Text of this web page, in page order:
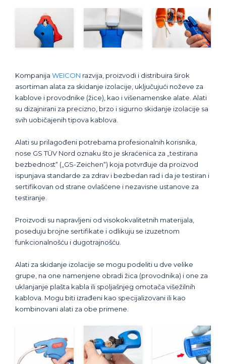
Kompanija WEICON razvija, proizvodi i distribuira širok
asortiman alata za skidanje izolacije, uključujući noževe za
kablove i provodnike (žice), kao i višenamenske alate. Alati
su dizajnirani za precizno, brzo i sigurno skidanje izolacije sa
svih uobičajenih tipova kablova.
Alati su prilagođeni potrebama profesionalnih korisnika,
nose GS TÜV Nord oznaku što je skraćenica za „testirana
bezbednost“ („GS-Zeichen“) koja potvrđuje da proizvod
ispunjava standarde za zdrav i bezbedan rad i da je testiran i
sertifikovan od strane ovlašćene i nezavisne ustanove za
testiranje.
Proizvodi su napravljeni od visokokvalitetnih materijala,
poseduju brojne sertifikate i odlikuju se izuzetnom
funkcionalnošću i dugotrajnošću.
Alati za skidanje izolacije se mogu podeliti u dve velike
grupe, na one namenjene obradi žica (provodnika) i one za
uklanjanje plašta kabla ili spoljašnjeg omotača višežilnih
kablova. Mogu biti izrađeni kao specijalizovani ili kao
kombinovani alati za obe primene.